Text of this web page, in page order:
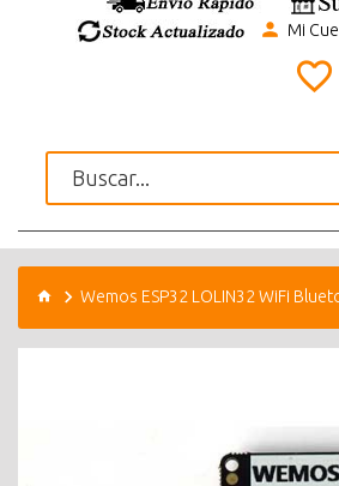
Mi
Wemos ESP32 LOLIN32 WiFi